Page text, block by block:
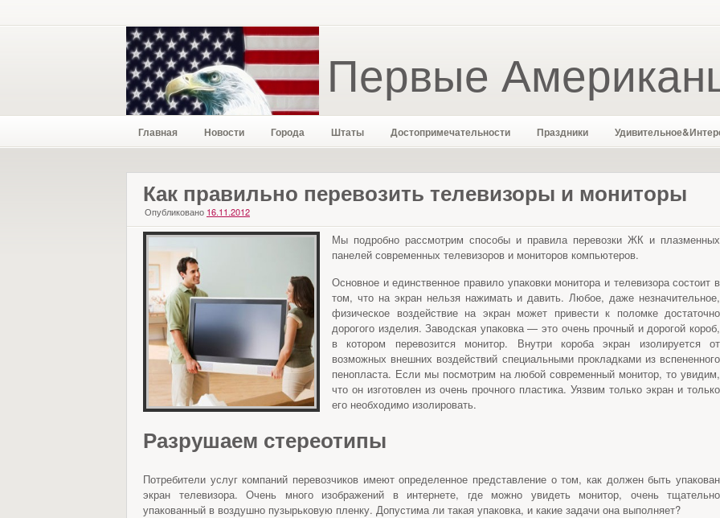
Первые
Главная Новости Города Штаты Достопримечательности Праздники
Как правильно перевозить телевизоры и мониторы
Опубликовано 16.11.2012
Мы подробно рассмотрим способы и правила перевозки ЖК и плазменных
панелей современных телевизоров и мониторов компьютеров.
Основное и единственное правило упаковки монитора и телевизора состоит в
том, что на экран нельзя нажимать и давить. Любое, даже незначительное,
физическое воздействие на экран может привести к поломке достаточно
дорогого изделия. Заводская упаковка — это очень прочный и дорогой короб,
в котором перевозится монитор. Внутри короба экран изолируется от
возможных внешних воздействий специальными прокладками из вспененного
пенопласта. Если мы посмотрим на любой современный монитор, то увидим,
что он изготовлен из очень прочного пластика. Уязвим только экран и только
его необходимо изолировать.
Разрушаем стереотипы
Потребители услуг компаний перевозчиков имеют определенное представление о том, как должен быть упакован
экран телевизора. Очень много изображений в интернете, где можно увидеть монитор, очень тщательно
упакованный в воздушно пузырьковую пленку. Допустима ли такая упаковка, и какие задачи она выполняет?